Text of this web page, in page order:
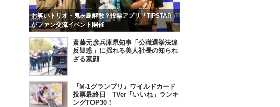
お笑いトリオ・鬼ヶ島解散？投票アプリ「TIPSTAR」
がファン交流イベント開催
斎藤元彦兵庫県知事「公職選挙法違
反疑惑」に揺れる美人社長の知られ
ざる素顔
『M-1グランプリ』ワイルドカード
投票最終日 TVer「いいね」ランキ
ングTOP30！